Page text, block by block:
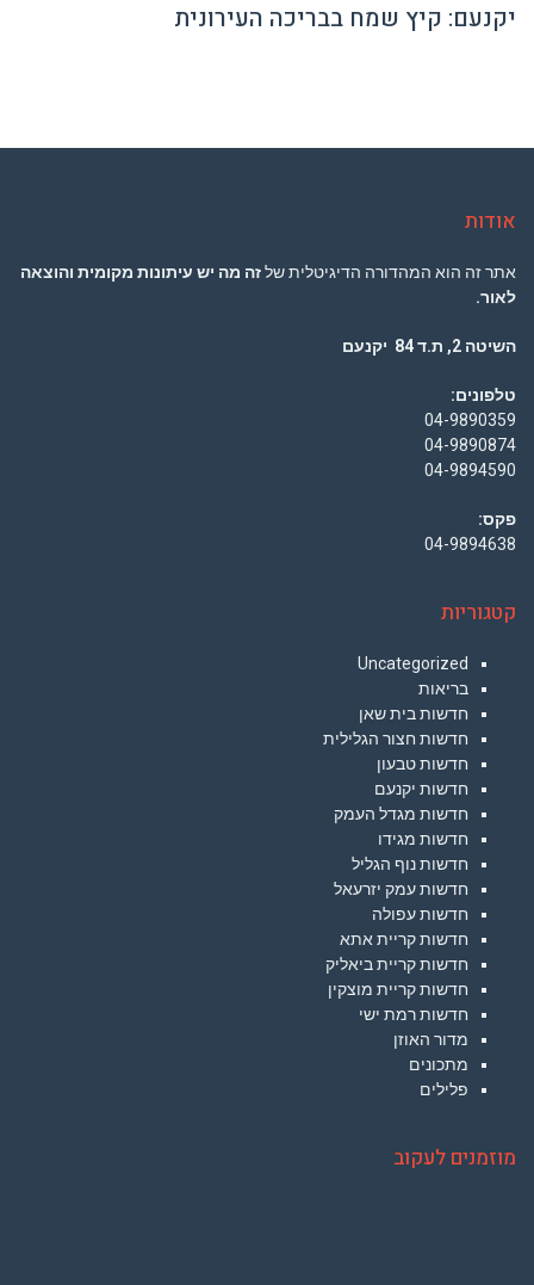
יקנעם: קיץ שמח בבריכה העירונית
אודות
אתר זה הוא המהדורה הדיגיטלית שלזה מה יש עיתונות מקומית והוצאה
לאור.
השיטה 2, ת.ד 84 יקנעם
טלפונים:
04-9890359
04-9890874
04-9894590
פקס:
04-9894638
קטגוריות
Uncategorized
בריאות
חדשות בית שאן
חדשות חצור הגלילית
חדשות טבעון
חדשות יקנעם
חדשות מגדל העמק
חדשות מגידו
חדשות נוף הגליל
חדשות עמק יזרעאל
חדשות עפולה
חדשות קריית אתא
חדשות קריית ביאליק
חדשות קריית מוצקין
חדשות רמת ישי
מדור האוזן
מתכונים
פלילים
מוזמנים לעקוב